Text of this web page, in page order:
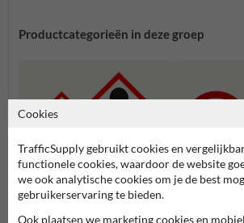
Productcategorieën in deze groep
Cookies
TrafficSupply gebruikt cookies en
functionele cookies, waardoor de website
we ook analytische cookies om je de best
gebruikerservaring te bieden.
Ook plaatsen we marketing cookies en